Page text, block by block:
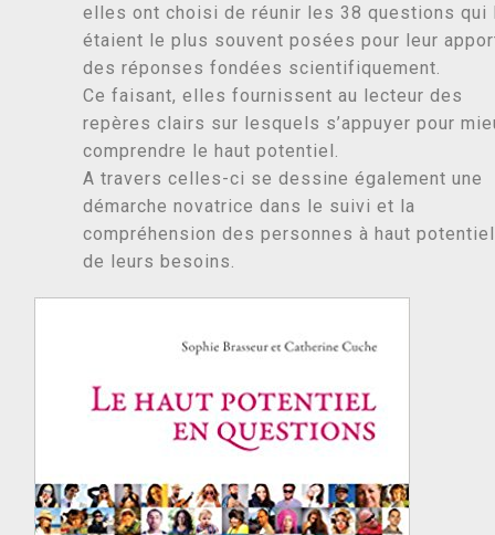
elles ont choisi de réunir les 38 questions qui
étaient le plus souvent posées pour leur
des réponses fondées scientifiquement.
Ce faisant, elles fournissent au lecteur des
repères clairs sur lesquels s’appuyer pour
comprendre le haut potentiel.
A travers celles-ci se dessine également une
démarche novatrice dans le suivi et la
compréhension des personnes à haut
de leurs besoins.